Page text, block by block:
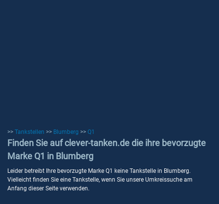
>> Tankstellen >> Blumberg >> Q1
Finden Sie auf clever-tanken.de die ihre bevorzugte
Marke Q1 in Blumberg
Leider betreibt Ihre bevorzugte Marke Q1 keine Tankstelle in Blumberg.
Vielleicht finden Sie eine Tankstelle, wenn Sie unsere Umkreissuche am
Anfang dieser Seite verwenden.